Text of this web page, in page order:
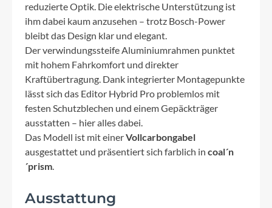
reduzierte Optik. Die elektrische Unterstützung ist
ihm dabei kaum anzusehen – trotz Bosch-Power
bleibt das Design klar und elegant.
Der verwindungssteife Aluminiumrahmen punktet
mit hohem Fahrkomfort und direkter
Kraftübertragung. Dank integrierter Montagepunkte
lässt sich das Editor Hybrid Pro problemlos mit
festen Schutzblechen und einem Gepäckträger
ausstatten – hier alles dabei.
Das Modell ist mit einerVollcarbongabel
ausgestattet und präsentiert sich farblich in coal´n
´prism.
Ausstattung